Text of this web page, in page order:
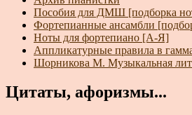
Пособия для ДМШ [подборка
Фортепианные ансамбли
Ноты для фортепиано [А-Я]
Аппликатурные правила в
Шорникова М. Музыкальная
Цитаты, афоризмы...